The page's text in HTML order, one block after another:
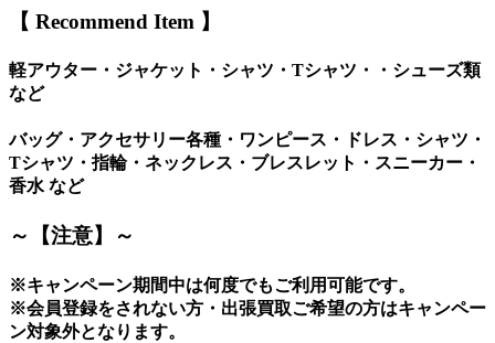
【 Recommend Item 】
軽アウター・ジャケット・シャツ・Tシャツ・・シューズ類
など
バッグ・アクセサリー各種・ワンピース・ドレス・シャツ・
Tシャツ・指輪・ネックレス・ブレスレット・スニーカー・
香水 など
～【注意】～
※キャンペーン期間中は何度でもご利用可能です。
※会員登録をされない方・出張買取ご希望の方はキャンペー
ン対象外となります。